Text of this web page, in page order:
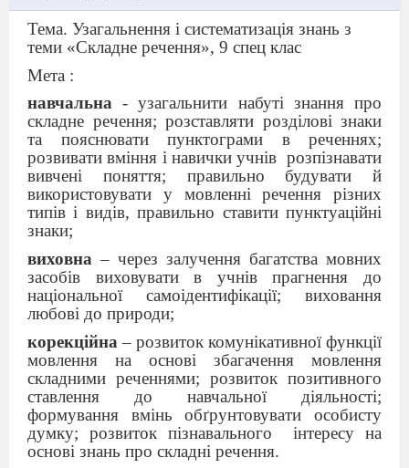
Тема. Узагальнення і систематизація знань з
теми «Складне речення», 9 спец клас
Мета :
навчальна - узагальнити набуті знання про
складне речення; розставляти розділові знаки
та пояснювати пунктограми в реченнях;
розвивати вміння і навички учнів розпізнавати
вивчені поняття; правильно будувати й
використовувати у мовленні речення різних
типів і видів, правильно ставити пунктуаційні
знаки;
виховна – через залучення багатства мовних
засобів виховувати в учнів прагнення до
національної самоідентифікації; виховання
любові до природи;
корекційна – розвиток комунікативної функції
мовлення на основі збагачення мовлення
складними реченнями; розвиток позитивного
ставлення до навчальної діяльності;
формування вмінь обґрунтовувати особисту
думку; розвиток пізнавального
інтересу на
основі знань про складні речення.